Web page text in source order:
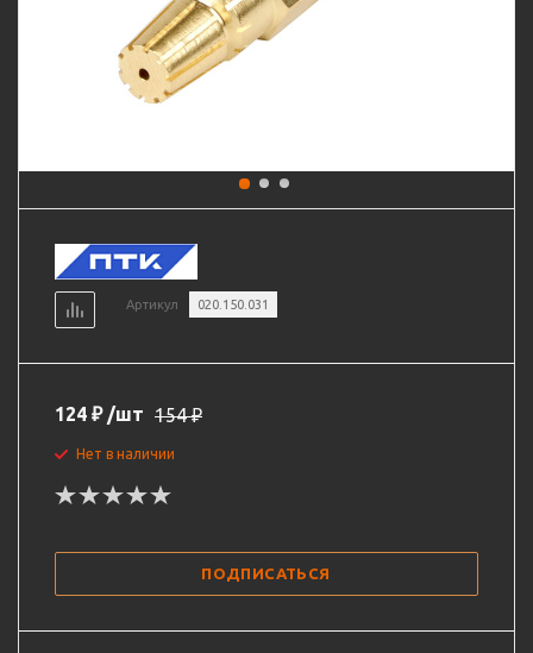
Артикул 020.150.031
124 ₽ /шт 154₽
Нет в наличии
ПОДПИСАТЬСЯ